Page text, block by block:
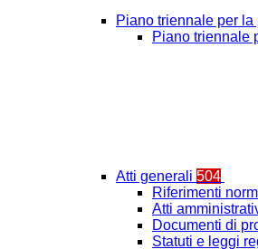
Piano triennale per
Piano triennale
Atti generali 504
Riferimenti
Atti
Documenti di
Statuti e leggi